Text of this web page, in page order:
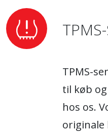
TPMS-
til køb
hos os.
originale